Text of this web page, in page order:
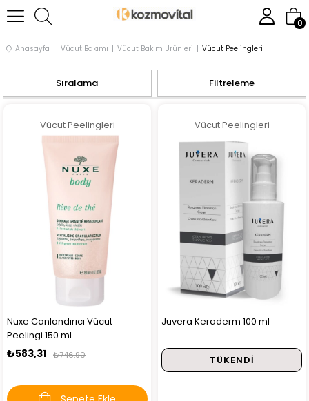
0
Anasayfa Vücut Bakımı Vücut Bakım Ürünleri Vücut Peelingleri
Filtreleme
Sıralama
Vücut Peelingleri
Nuxe Canlandırıcı Vücut
Peelingi 150 ml
₺583,31 ₺746,90
Vücut Peelingleri
Juvera Keraderm 100 ml
TÜKENDI